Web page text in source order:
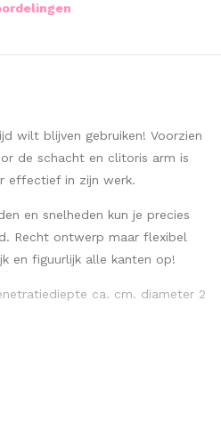
wilt blijven gebruiken! Voorzien
de schacht en clitoris arm is
effectief in zijn werk.
en snelheden kun je precies
Recht ontwerp maar flexibel
en figuurlijk alle kanten op!
ca. cm. diameter 2